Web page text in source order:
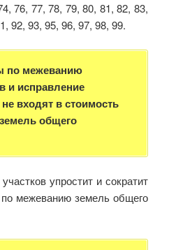
76, 77, 78, 79, 80, 81, 82, 83,
92, 93, 95, 96, 97, 98, 99.
по межеванию
и исправление
входят в стоимость
общего
упростит и сократит
межеванию земель общего